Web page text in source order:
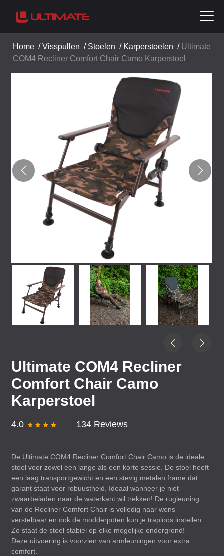
Home /Visspullen / Stoelen / Karperstoelen / Ultimate
COM4 Recliner Comfort Chair Camo Karperstoel
Ultimate COM4 Recliner
Comfort Chair Camo
Karperstoel
4.0 134 Reviews
De Ultimate COM4 Recliner Comfort Chair Camo is de ideale
stoel voor zowel een lange als een korte sessie. De stoel heeft
een laag transportgewicht en een stevig metalen frame dat
garant staat voor robuustheid. Ideaal wanneer je niet
zwaarbeladen naar de waterkant wil trekken! De rugleuning
van de Recliner Comfort Chair is volledig naar wens
verstelbaar en ook de modderpoten kun je traploos instellen.
Zo staat de stoel stabiel op elke mogelijke ondergrond!
Deze uitvoering is voorzien van armleuningen voor extra
comfort.